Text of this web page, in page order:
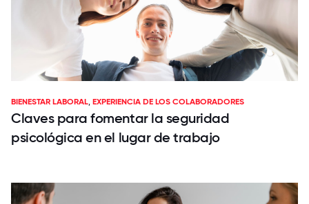
BIENESTAR LABORAL,EXPERIENCIA DE LOS COLABORADORES
Claves para fomentar la seguridad
psicológica en el lugar de trabajo